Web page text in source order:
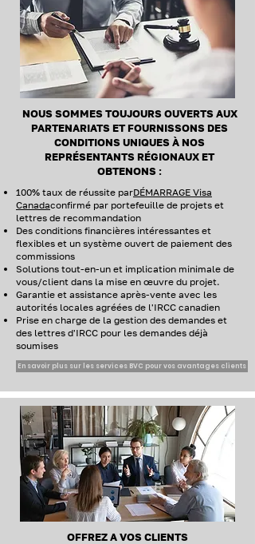
NOUS SOMMES TOUJOURS OUVERTS AUX
PARTENARIATS ET FOURNISSONS DES
CONDITIONS UNIQUES À NOS
REPRÉSENTANTS RÉGIONAUX ET
OBTENONS :
100% taux de réussite parDÉMARRAGE Visa
Canadaconfirmé par portefeuille de projets et
lettres de recommandation
Des conditions financières intéressantes et
flexibles et un système ouvert de paiement des
commissions
Solutions tout-en-un et implication minimale de
vous/client dans la mise en œuvre du projet.
Garantie et assistance après-vente avec les
autorités locales agréées de l'IRCC canadien
Prise en charge de la gestion des demandes et
des lettres d'IRCC pour les demandes déjà
soumises
En savoir plus sur les services BVC pour vos avantages clients
OFFREZ A VOS CLIENTS